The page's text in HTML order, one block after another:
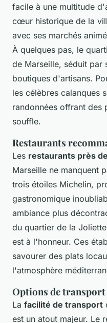
facile à une multitude
cœur historique de la
avec ses marchés
À quelques pas, le
de Marseille, séduit par
boutiques d'artisans.
les célèbres calanques
randonnées offrant des
souffle.
Restaurants
Les restaurants près
Marseille ne manquent
trois étoiles Michelin,
gastronomique
ambiance plus
du quartier de la
est à l'honneur. Ces
savourer des plats
l'atmosphère
Options de
La facilité de transport
est un atout majeur. Le